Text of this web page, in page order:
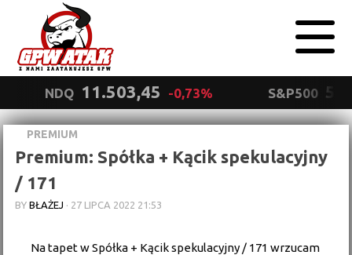
NDQ 11.503,45 -0,73% S&P500
PREMIUM
Premium: Spółka + Kącik spekulacyjny
/ 171
BYBŁAŻEJ · 27 LIPCA 2022 21:53
Na tapet w Spółka + Kącik spekulacyjny / 171 wrzucam
prywatności
Wyrażam zgodę.